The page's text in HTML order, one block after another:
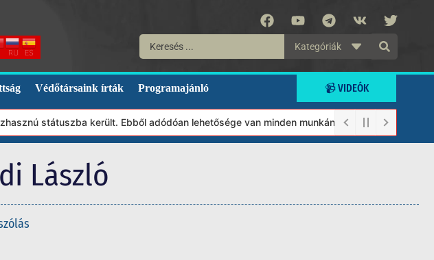
RU ES
Kategóriák
Védőtársaink írták Programajánló 📹 VIDEÓK
került. Ebből adódóan lehetősége van minden munkánkat segíteni kívánó
László